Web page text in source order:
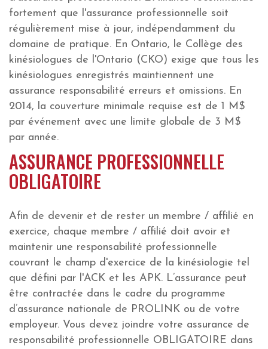
fortement que l'assurance professionnelle soit
régulièrement mise à jour, indépendamment du
domaine de pratique. En Ontario, le Collège des
kinésiologues de l'Ontario (CKO) exige que tous les
kinésiologues enregistrés maintiennent une
assurance responsabilité erreurs et omissions. En
2014, la couverture minimale requise est de 1 M$
par événement avec une limite globale de 3 M$
par année.
ASSURANCE PROFESSIONNELLE
OBLIGATOIRE
Afin de devenir et de rester un membre / affilié en
exercice, chaque membre / affilié doit avoir et
maintenir une responsabilité professionnelle
couvrant le champ d'exercice de la kinésiologie tel
que défini par l'ACK et les APK. L’assurance peut
être contractée dans le cadre du programme
d’assurance nationale de PROLINK ou de votre
employeur. Vous devez joindre votre assurance de
responsabilité professionnelle OBLIGATOIRE dans